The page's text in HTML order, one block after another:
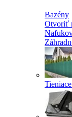
Bazény
Otvoriť